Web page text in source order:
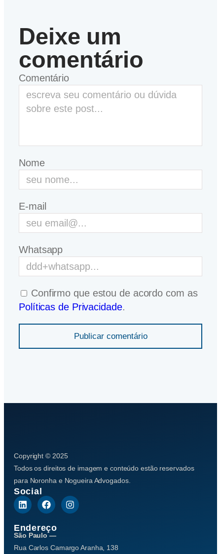
Deixe um
comentário
Comentário
Nome
E-mail
Whatsapp
Confirmo que estou de acordo com as
Políticas de Privacidade.
Publicar comentário
Copyright © 2025
Todos os direitos de imagem e conteúdo estão reservados
para Noronha e Nogueira Advogados.
Social
Endereço
São Paulo —
Rua Carlos Camargo Aranha, 138